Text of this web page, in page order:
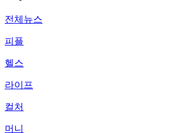
전체뉴스
피플
헬스
라이프
컬처
머니